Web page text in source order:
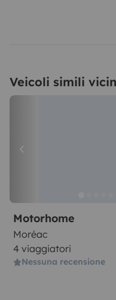
Veicoli simili
Motorhome
Moréac
4 viaggiatori
Nessuna recensione